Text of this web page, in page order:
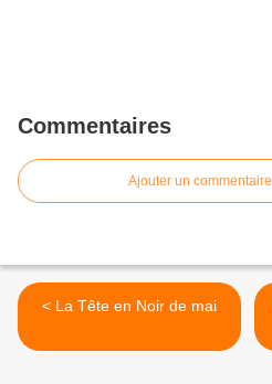
Commentaires
Ajouter un commentaire
< La Tête en Noir de mai